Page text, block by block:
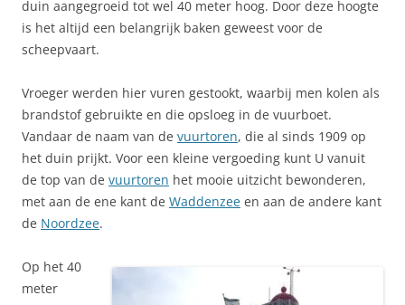
duin aangegroeid tot wel 40 meter hoog. Door deze hoogte
is het altijd een belangrijk baken geweest voor de
scheepvaart.
Vroeger werden hier vuren gestookt, waarbij men kolen als
brandstof gebruikte en die opsloeg in de vuurboet.
Vandaar de naam van de vuurtoren, die al sinds 1909 op
het duin prijkt. Voor een kleine vergoeding kunt U vanuit
de top van de vuurtoren het mooie uitzicht bewonderen,
met aan de ene kant de Waddenzee en aan de andere kant
de Noordzee.
Op het 40
meter